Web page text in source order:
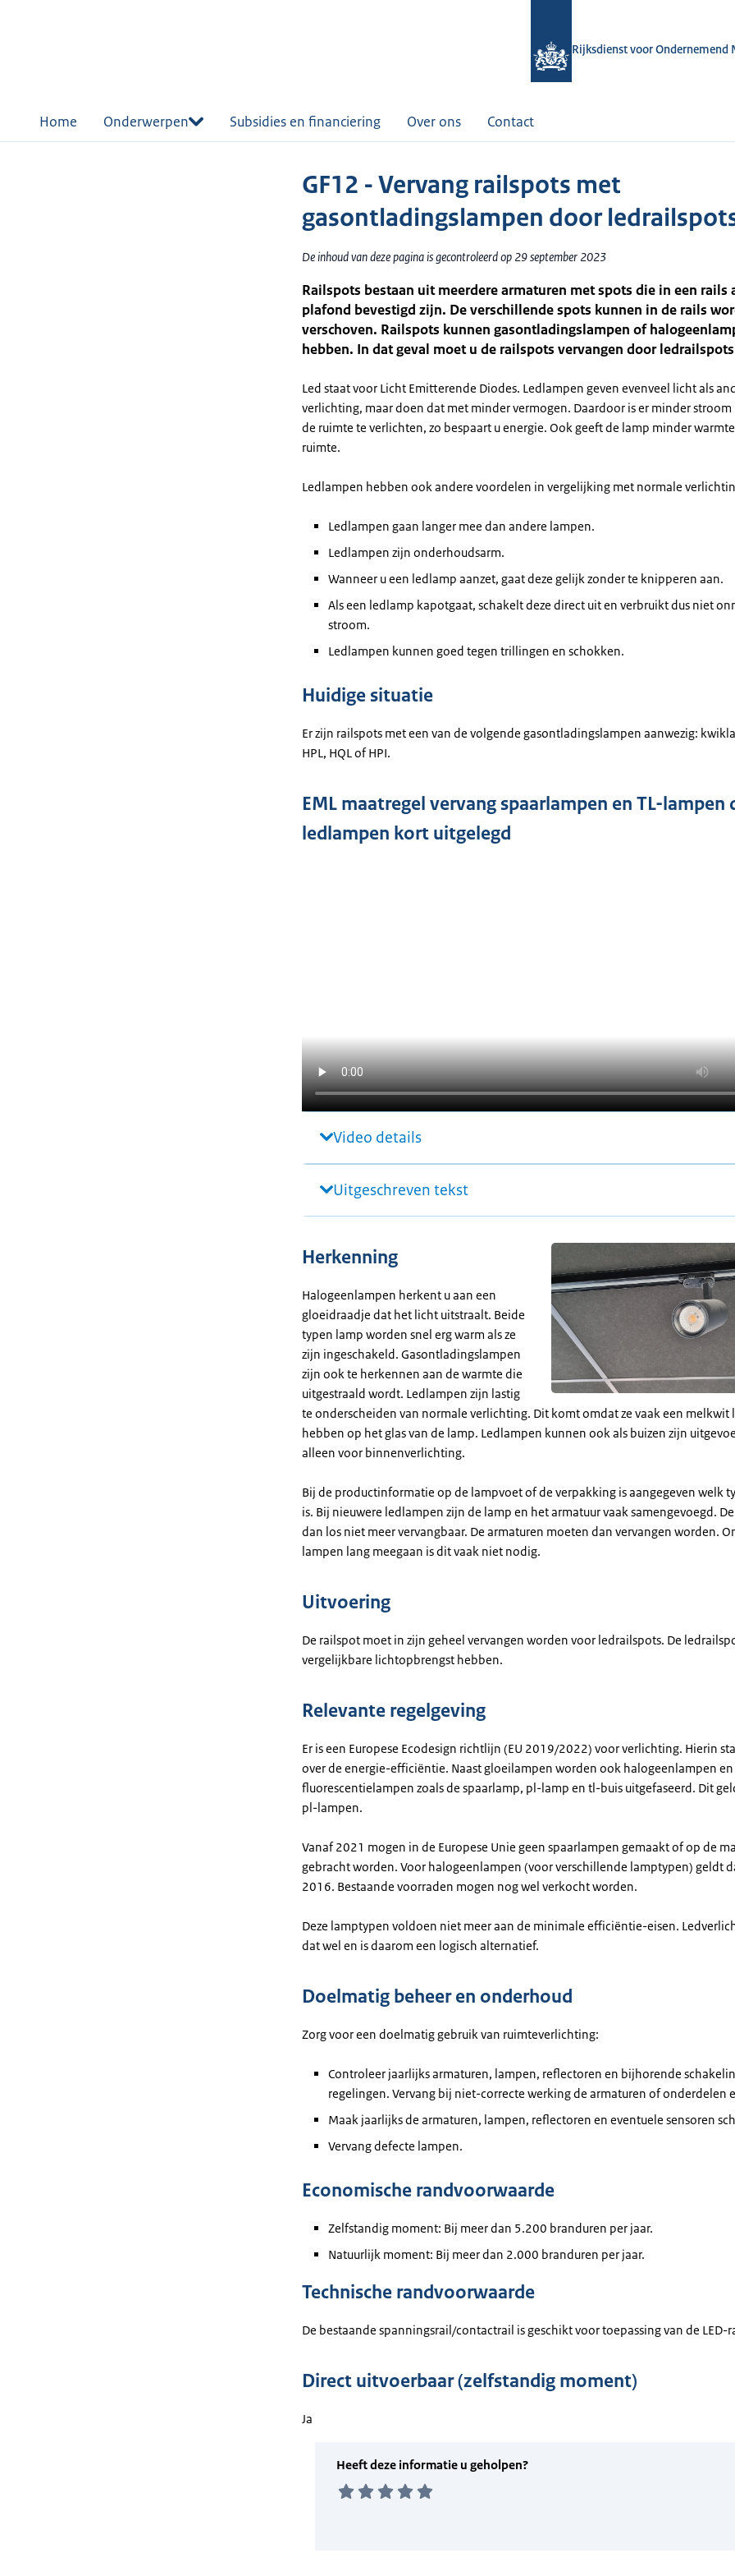
Rijksdienst voor Ondernemend
Home Onderwerpen Subsidies en financiering Over ons Contact
GF12 - Vervang railspots met
gasontladingslampen door
De inhoud van deze pagina is gecontroleerd op 29 september 2023
Railspots bestaan uit meerdere armaturen met spots die in een rails
plafond bevestigd zijn. De verschillende spots kunnen in de rails
verschoven. Railspots kunnen gasontladingslampen of
hebben. In dat geval moet u de railspots vervangen door
Led staat voor Licht Emitterende Diodes. Ledlampen geven evenveel licht als
verlichting, maar doen dat met minder vermogen. Daardoor is er minder
de ruimte te verlichten, zo bespaart u energie. Ook geeft de lamp minder
ruimte.
Ledlampen hebben ook andere voordelen in vergelijking met normale
Ledlampen gaan langer mee dan andere lampen.
Ledlampen zijn onderhoudsarm.
Wanneer u een ledlamp aanzet, gaat deze gelijk zonder te knipperen aan.
Als een ledlamp kapotgaat, schakelt deze direct uit en verbruikt dus niet
stroom.
Ledlampen kunnen goed tegen trillingen en schokken.
Huidige situatie
Er zijn railspots met een van de volgende gasontladingslampen aanwezig:
HPL, HQL of HPI.
EML maatregel vervang spaarlampen en TL-lampen
ledlampen kort uitgelegd
Video details
Uitgeschreven tekst
Herkenning
Halogeenlampen herkent u aan een
gloeidraadje dat het licht uitstraalt. Beide
typen lamp worden snel erg warm als ze
zijn ingeschakeld. Gasontladingslampen
zijn ook te herkennen aan de warmte die
uitgestraald wordt. Ledlampen zijn lastig
te onderscheiden van normale verlichting. Dit komt omdat ze vaak een melkwit
hebben op het glas van de lamp. Ledlampen kunnen ook als buizen zijn
alleen voor binnenverlichting.
Bij de productinformatie op de lampvoet of de verpakking is aangegeven welk
is. Bij nieuwere ledlampen zijn de lamp en het armatuur vaak samengevoegd.
dan los niet meer vervangbaar. De armaturen moeten dan vervangen worden.
lampen lang meegaan is dit vaak niet nodig.
Uitvoering
De railspot moet in zijn geheel vervangen worden voor ledrailspots. De
vergelijkbare lichtopbrengst hebben.
Relevante regelgeving
Er is een Europese Ecodesign richtlijn (EU 2019/2022) voor verlichting. Hierin
over de energie-efficiëntie. Naast gloeilampen worden ook halogeenlampen en
fluorescentielampen zoals de spaarlamp, pl-lamp en tl-buis uitgefaseerd. Dit
pl-lampen.
Vanaf 2021 mogen in de Europese Unie geen spaarlampen gemaakt of op de
gebracht worden. Voor halogeenlampen (voor verschillende lamptypen) geldt
2016. Bestaande voorraden mogen nog wel verkocht worden.
Deze lamptypen voldoen niet meer aan de minimale efficiëntie-eisen.
dat wel en is daarom een logisch alternatief.
Doelmatig beheer en onderhoud
Zorg voor een doelmatig gebruik van ruimteverlichting:
Controleer jaarlijks armaturen, lampen, reflectoren en bijhorende
regelingen. Vervang bij niet-correcte werking de armaturen of onderdelen
Maak jaarlijks de armaturen, lampen, reflectoren en eventuele sensoren
Vervang defecte lampen.
Economische randvoorwaarde
Zelfstandig moment: Bij meer dan 5.200 branduren per jaar.
Natuurlijk moment: Bij meer dan 2.000 branduren per jaar.
Technische randvoorwaarde
De bestaande spanningsrail/contactrail is geschikt voor toepassing van de LED-
Direct uitvoerbaar (zelfstandig moment)
Ja